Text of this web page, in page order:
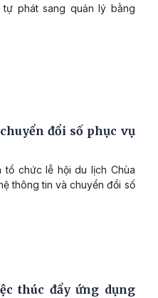
phát sang quản lý bằng
đổi số phục vụ
chức lễ hội du lịch Chùa
thông tin và chuyển đổi số
thúc đẩy ứng dụng